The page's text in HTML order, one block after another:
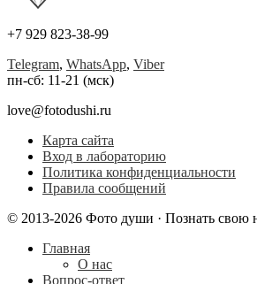
+7 929 823-38-99
Telegram, WhatsApp, Viber
пн-сб: 11-21 (мск)
love@fotodushi.ru
Карта сайта
Вход в лабораторию
Политика конфиденциальности
Правила сообщений
© 2013-2026 Фото души · Познать свою
Главная
О нас
Вопрос-ответ